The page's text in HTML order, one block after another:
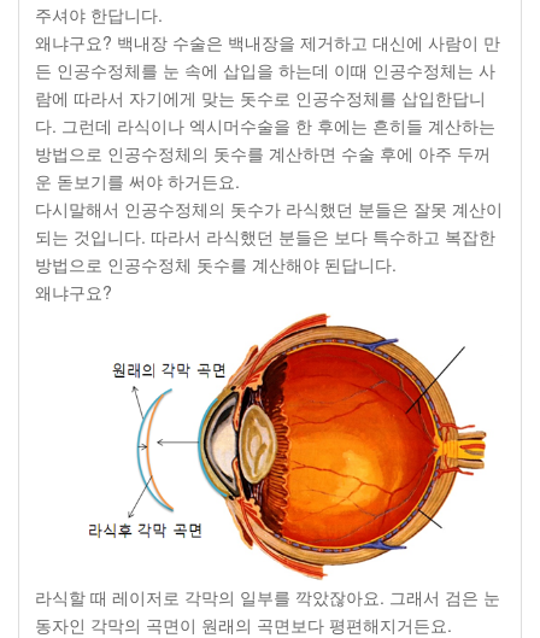
주셔야 한답니다.
왜냐구요? 백내장 수술은 백내장을 제거하고 대신에 사람이 만
든 인공수정체를 눈 속에 삽입을 하는데 이때 인공수정체는 사
람에 따라서 자기에게 맞는 돗수로 인공수정체를 삽입한답니
다. 그런데 라식이나 엑시머수술을 한 후에는 흔히들 계산하는
방법으로 인공수정체의 돗수를 계산하면 수술 후에 아주 두꺼
운 돋보기를 써야 하거든요.
다시말해서 인공수정체의 돗수가 라식했던 분들은 잘못 계산이
되는 것입니다. 따라서 라식했던 분들은 보다 특수하고 복잡한
방법으로 인공수정체 돗수를 계산해야 된답니다.
왜냐구요?
라식할 때 레이저로 각막의 일부를 깍았잖아요. 그래서 검은 눈
동자인 각막의 곡면이 원래의 곡면보다 평편해지거든요.